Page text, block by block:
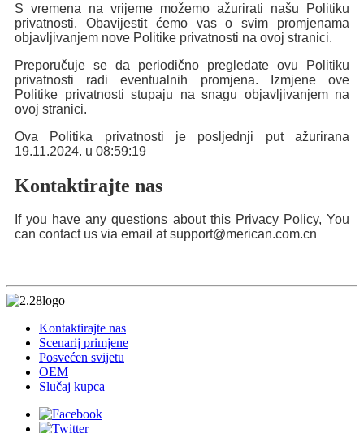
S vremena na vrijeme možemo ažurirati našu Politiku
privatnosti. Obavijestit ćemo vas o svim promjenama
objavljivanjem nove Politike privatnosti na ovoj stranici.
Preporučuje se da periodično pregledate ovu Politiku
privatnosti radi eventualnih promjena. Izmjene ove
Politike privatnosti stupaju na snagu objavljivanjem na
ovoj stranici.
Ova Politika privatnosti je posljednji put ažurirana
19.11.2024. u 08:59:19
Kontaktirajte nas
If you have any questions about this Privacy Policy, You
can contact us via email at support@merican.com.cn
Kontaktirajte nas
Scenarij primjene
Posvećen svijetu
OEM
Slučaj kupca